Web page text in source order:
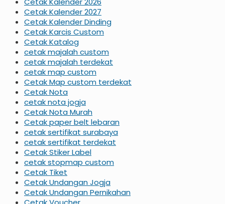
Cetak Kalender 2027
Cetak Kalender Dinding
Cetak Karcis Custom
Cetak Katalog
cetak majalah custom
cetak majalah terdekat
cetak map custom
Cetak Map custom terdekat
Cetak Nota
cetak nota jogja
Cetak Nota Murah
Cetak paper belt lebaran
cetak sertifikat surabaya
cetak sertifikat terdekat
Cetak Stiker Label
cetak stopmap custom
Cetak Tiket
Cetak Undangan Jogja
Cetak Undangan Pernikahan